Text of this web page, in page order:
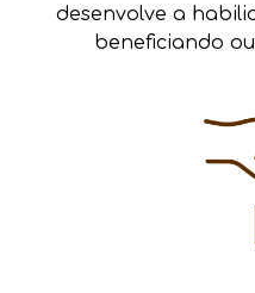
desenvolve a
beneficiando